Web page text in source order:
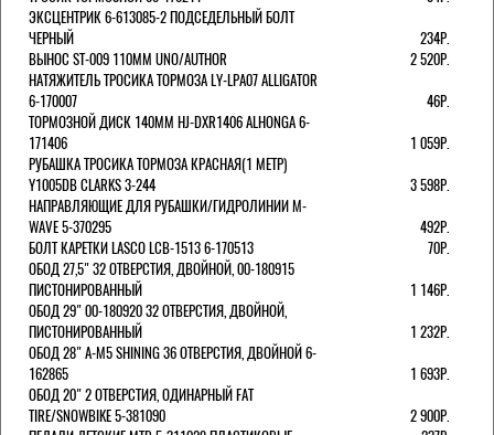
ЭКСЦЕНТРИК 6-613085-2 ПОДСЕДЕЛЬНЫЙ БОЛТ
ЧЕРНЫЙ
234Р.
ВЫНОС ST-009 110ММ UNO/AUTHOR
2 520Р.
НАТЯЖИТЕЛЬ ТРОСИКА ТОРМОЗА LY-LPA07 ALLIGATOR
6-170007
46Р.
ТОРМОЗНОЙ ДИСК 140ММ HJ-DXR1406 ALHONGA 6-
171406
1 059Р.
РУБАШКА ТРОСИКА ТОРМОЗА КРАСНАЯ(1 МЕТР)
Y1005DB CLARKS 3-244
3 598Р.
НАПРАВЛЯЮЩИЕ ДЛЯ РУБАШКИ/ГИДРОЛИНИИ M-
WAVE 5-370295
492Р.
БОЛТ КАРЕТКИ LASCO LCB-1513 6-170513
70Р.
ОБОД 27,5" 32 ОТВЕРСТИЯ, ДВОЙНОЙ, 00-180915
ПИСТОНИРОВАННЫЙ
1 146Р.
ОБОД 29" 00-180920 32 ОТВЕРСТИЯ, ДВОЙНОЙ,
ПИСТОНИРОВАННЫЙ
1 232Р.
ОБОД 28" A-M5 SHINING 36 ОТВЕРСТИЯ, ДВОЙНОЙ 6-
162865
1 693Р.
ОБОД 20" 2 ОТВЕРСТИЯ, ОДИНАРНЫЙ FAT
TIRE/SNOWBIKE 5-381090
2 900Р.